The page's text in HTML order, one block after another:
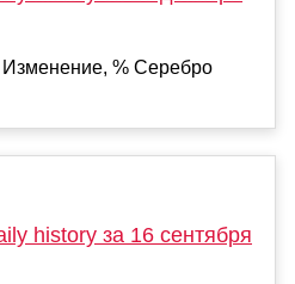
% Серебро
history за 16 сентября